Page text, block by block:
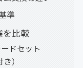
準
を比較
ドセット
）